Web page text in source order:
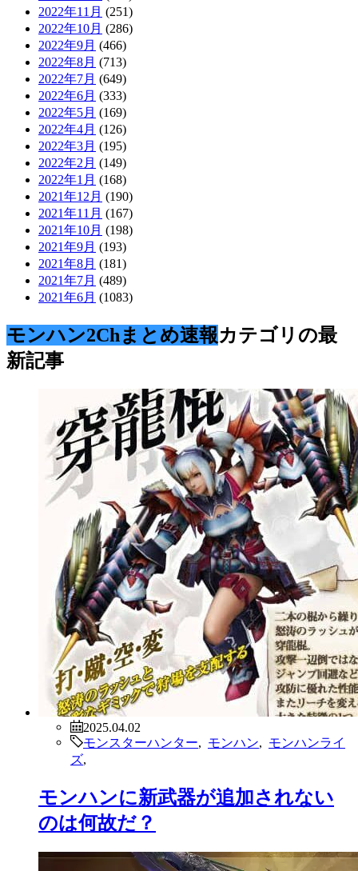
2022年11月 (251)
2022年10月 (286)
2022年9月 (466)
2022年8月 (713)
2022年7月 (649)
2022年6月 (333)
2022年5月 (169)
2022年4月 (126)
2022年3月 (195)
2022年2月 (149)
2022年1月 (168)
2021年12月 (190)
2021年11月 (167)
2021年10月 (198)
2021年9月 (193)
2021年8月 (181)
2021年7月 (489)
2021年6月 (1083)
モンハン2Chまとめ速報カテゴリの最
新記事
2025.04.02
モンスターハンター
モンハン
モンハンライ
ズ
モンハンに新武器が追加されない
のは何故だ？